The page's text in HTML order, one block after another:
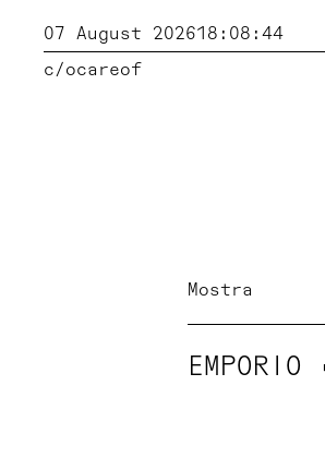
07 August 202618:08:45
c/ocareof
Mostra